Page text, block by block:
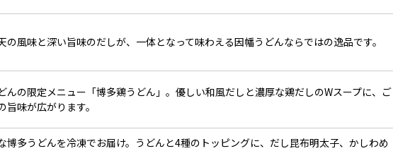
の風味と深い旨味のだしが、一体となって味わえる因幡うどんならではの逸品です。
んの限定メニュー「博多鶏うどん」。優しい和風だしと濃厚な鶏だしのWスープに、ご
旨味が広がります。
博多うどんを冷凍でお届け。うどんと4種のトッピングに、だし昆布明太子、かしわめ